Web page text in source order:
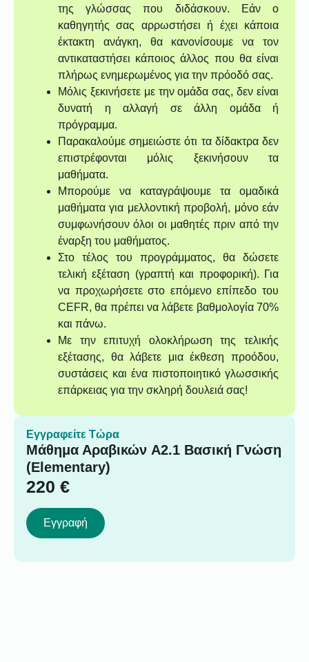
της γλώσσας που διδάσκουν. Εάν ο
καθηγητής σας αρρωστήσει ή έχει κάποια
έκτακτη ανάγκη, θα κανονίσουμε να τον
αντικαταστήσει κάποιος άλλος που θα είναι
πλήρως ενημερωμένος για την πρόοδό σας.
Μόλις ξεκινήσετε με την ομάδα σας, δεν είναι
δυνατή η αλλαγή σε άλλη ομάδα ή
πρόγραμμα.
Παρακαλούμε σημειώστε ότι τα δίδακτρα δεν
επιστρέφονται μόλις ξεκινήσουν τα
μαθήματα.
Μπορούμε να καταγράψουμε τα ομαδικά
μαθήματα για μελλοντική προβολή, μόνο εάν
συμφωνήσουν όλοι οι μαθητές πριν από την
έναρξη του μαθήματος.
Στο τέλος του προγράμματος, θα δώσετε
τελική εξέταση (γραπτή και προφορική). Για
να προχωρήσετε στο επόμενο επίπεδο του
CEFR, θα πρέπει να λάβετε βαθμολογία 70%
και πάνω.
Με την επιτυχή ολοκλήρωση της τελικής
εξέτασης, θα λάβετε μια έκθεση προόδου,
συστάσεις και ένα πιστοποιητικό γλωσσικής
επάρκειας για την σκληρή δουλειά σας!
Εγγραφείτε Τώρα
Μάθημα Αραβικών A2.1 Βασική Γνώση
(Elementary)
220 €
Εγγραφή